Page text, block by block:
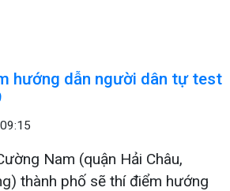
hướng dẫn người dân tự test
Nam (quận Hải Châu,
thành phố sẽ thí điểm hướng